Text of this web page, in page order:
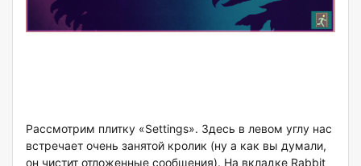
Рассмотрим плитку «Settings». Здесь в левом углу нас
встречает очень занятой кролик (ну а как вы думали,
он чистит отложенные сообщения). На вкладке Rabbit